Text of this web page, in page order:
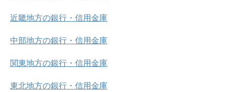
近畿地方の銀行・信用金庫
中部地方の銀行・信用金庫
関東地方の銀行・信用金庫
東北地方の銀行・信用金庫